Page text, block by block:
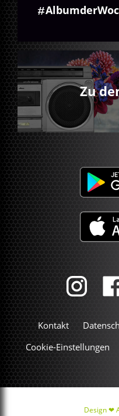
Zu
Kontakt
Cookie-Einstellungen
Design ❤